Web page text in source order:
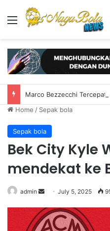
Menu
Home / Sepak bola
Sepak bola
Bek City Kyle
mendekat ke
admin
n
d
July 5, 2025